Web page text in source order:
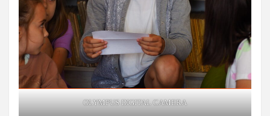
OLYMPUS DIGITAL CAMERA